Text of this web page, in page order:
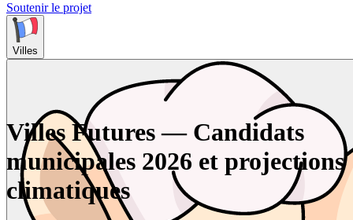
Soutenir le projet
Villes
Villes Futures — Candidats
municipales 2026 et projections
climatiques